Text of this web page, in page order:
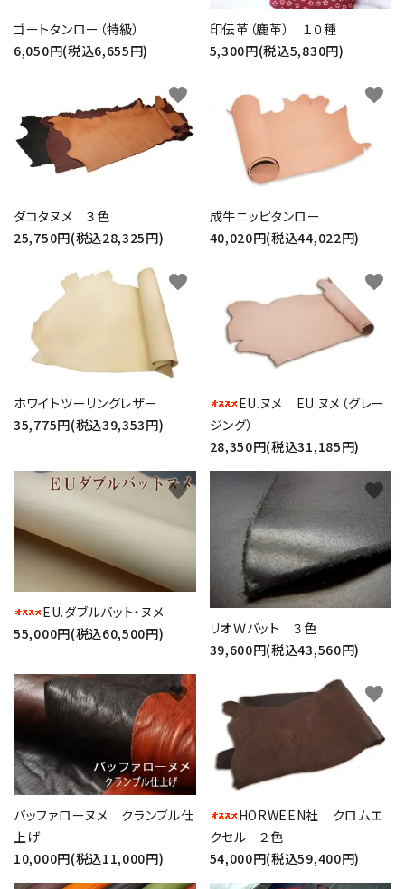
ゴートタンロー（特級）
6,050円(税込6,655円)
印伝革（鹿革） １０種
5,300円(税込5,830円)
ダコタヌメ ３色
25,750円(税込28,325円)
favorite
成牛ニッピタンロー
40,020円(税込44,022円)
favorite
ホワイトツーリングレザー
35,775円(税込39,353円)
favorite
EU.ヌメ EU.ヌメ（グレー
ジング）
28,350円(税込31,185円)
favorite
EU.ダブルバット・ヌメ
55,000円(税込60,500円)
favorite
リオＷバット ３色
39,600円(税込43,560円)
favorite
バッファローヌメ クランブル仕
上げ
10,000円(税込11,000円)
favorite
HORWEEN社 クロムエ
クセル ２色
54,000円(税込59,400円)
favorite
カテゴリー
検索する